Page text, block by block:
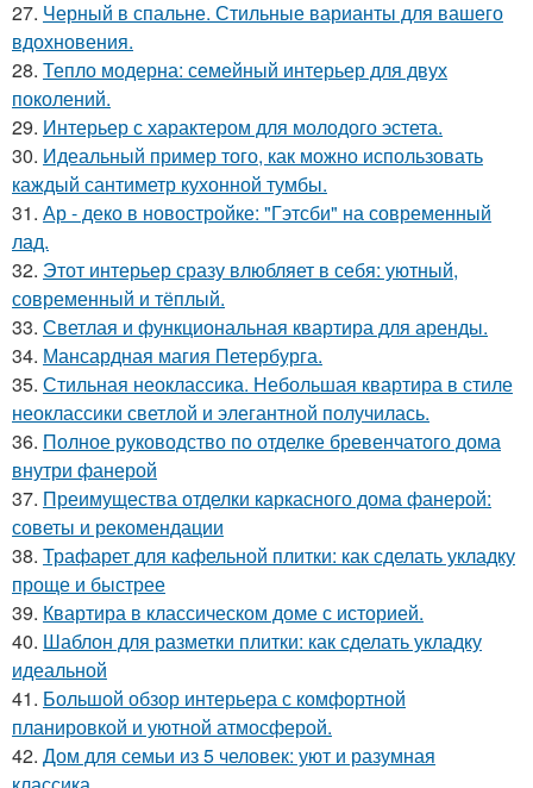
27. Черный в спальне. Стильные варианты для вашего
вдохновения.
28. Тепло модерна: семейный интерьер для двух
поколений.
29. Интерьер с характером для молодого эстета.
30. Идеальный пример того, как можно использовать
каждый сантиметр кухонной тумбы.
31. Ар - деко в новостройке: "Гэтсби" на современный
лад.
32. Этот интерьер сразу влюбляет в себя: уютный,
современный и тёплый.
33. Светлая и функциональная квартира для аренды.
34. Мансардная магия Петербурга.
35. Стильная неоклассика. Небольшая квартира в стиле
неоклассики светлой и элегантной получилась.
36. Полное руководство по отделке бревенчатого дома
внутри фанерой
37. Преимущества отделки каркасного дома фанерой:
советы и рекомендации
38. Трафарет для кафельной плитки: как сделать укладку
проще и быстрее
39. Квартира в классическом доме с историей.
40. Шаблон для разметки плитки: как сделать укладку
идеальной
41. Большой обзор интерьера с комфортной
планировкой и уютной атмосферой.
42. Дом для семьи из 5 человек: уют и разумная